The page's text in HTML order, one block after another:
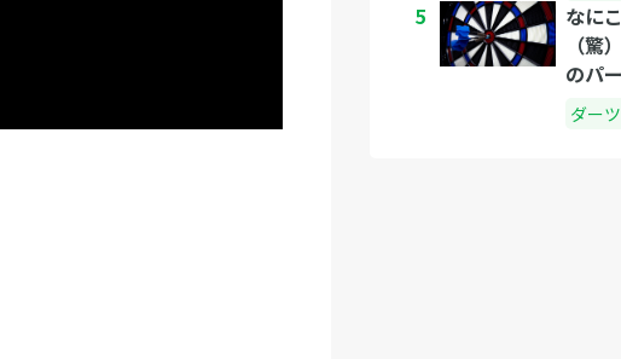
5
なに
（驚
のパ
ゲー
ダーツ